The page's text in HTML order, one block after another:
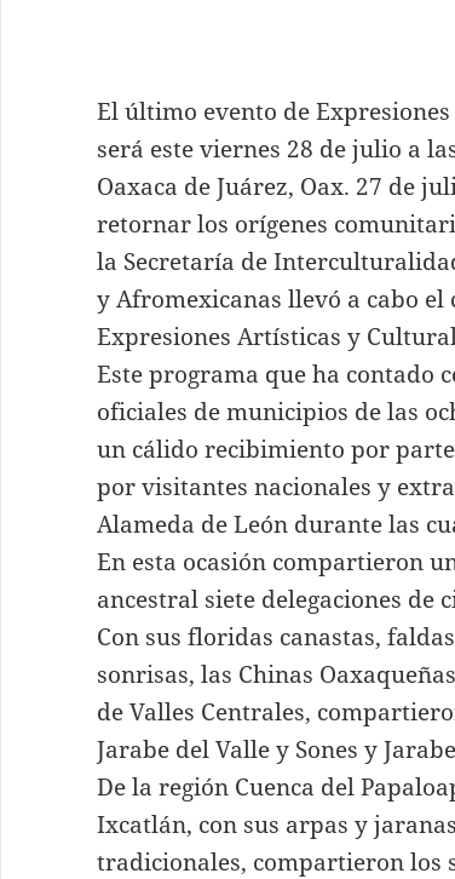
El último evento de
será este viernes 28 de julio a
Oaxaca de Juárez, Oax. 27 de
retornar los orígenes
la Secretaría de
y Afromexicanas llevó a cabo
Expresiones Artísticas y
Este programa que ha contado
oficiales de municipios de las
un cálido recibimiento por
por visitantes nacionales y
Alameda de León durante las
En esta ocasión compartieron
ancestral siete delegaciones de
Con sus floridas canastas,
sonrisas, las Chinas
de Valles Centrales,
Jarabe del Valle y Sones y
De la región Cuenca del
Ixcatlán, con sus arpas y
tradicionales, compartieron los